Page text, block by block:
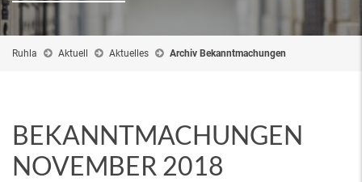
Ruhla Aktuell Aktuelles Archiv Bekanntmachungen
BEKANNTMACHUNGEN
NOVEMBER 2018